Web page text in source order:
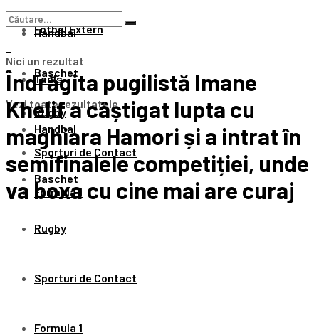
Handbal
Baschet
Rugby
Sporturi de Contact
Formula 1
Fotbal Extern
Tenis
Handbal
Baschet
Rugby
Sporturi de Contact
Formula 1
Nici un rezultat
Vezi toate rezultatele
Îndrăgita pugilistă Imane
Khelif a câștigat lupta cu
maghiara Hamori și a intrat în
semifinalele competiției, unde
va boxa cu cine mai are curaj